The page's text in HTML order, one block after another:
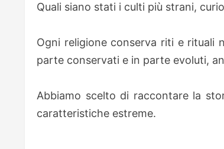
Quali siano stati i culti più strani,
Ogni religione conserva riti e rituali
parte conservati e in parte evoluti,
Abbiamo scelto di raccontare la
caratteristiche estreme.